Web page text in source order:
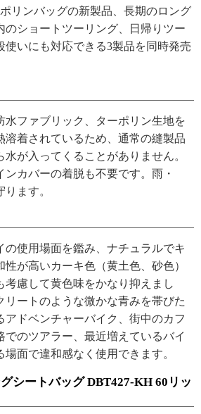
リンバッグの新製品、長期のロング
のショートツーリング、日帰りツー
使いにも対応できる3製品を同時発売
水ファブリック、ターポリン生地を
溶着されているため、通常の縫製品
が入ってくることがありません。
カバーの着脱も不要です。雨・
ます。
の使用場面を鑑み、ナチュラルでキ
が高いカーキ色（黄土色、砂色）
考慮して黄色味をかなり抑えまし
リートのような微かな青みを帯びた
アドベンチャーバイク、街中のカフ
でのツアラー、最近増えているバイ
面で違和感なく使用できます。
シートバッグ DBT427-KH 60リッ